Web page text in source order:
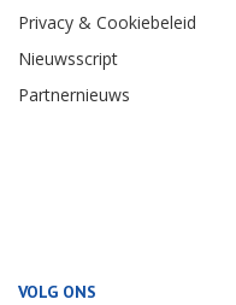
Privacy & Cookiebeleid
Nieuwsscript
Partnernieuws
VOLG ONS